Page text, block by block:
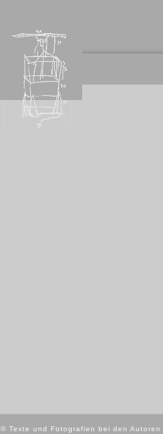
© Texte und Fotografien bei den Autoren